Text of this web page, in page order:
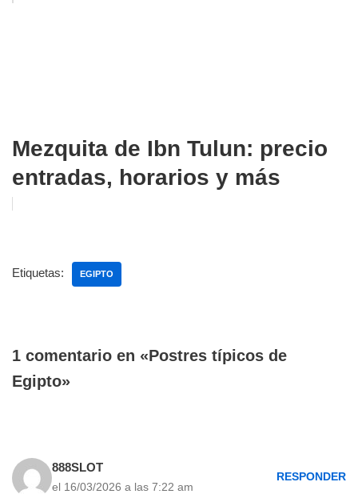
Mezquita de Ibn Tulun: precio
entradas, horarios y más
Etiquetas: EGIPTO
1 comentario en «Postres típicos de
Egipto»
888SLOT
el 16/03/2026 a las 7:22 am
RESPONDER